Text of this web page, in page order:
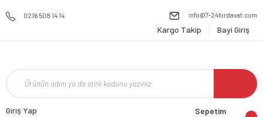
0216 508 14 14 info@7-24hirdavat.com
Kargo Takip Bayi Giriş
Giriş Yap Sepetim